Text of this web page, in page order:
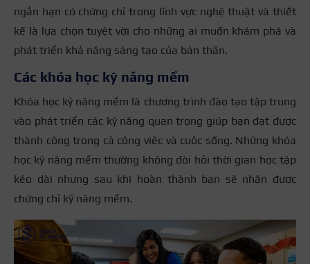
ngắn hạn có chứng chỉ trong lĩnh vực nghệ thuật và thiết
kế là lựa chọn tuyệt vời cho những ai muốn khám phá và
phát triển khả năng sáng tạo của bản thân.
Các khóa học kỹ năng mềm
Khóa học kỹ năng mềm là chương trình đào tạo tập trung
vào phát triển các kỹ năng quan trọng giúp bạn đạt được
thành công trong cả công việc và cuộc sống. Những khóa
học kỹ năng mềm thường không đòi hỏi thời gian học tập
kéo dài nhưng sau khi hoàn thành bạn sẽ nhận được
chứng chỉ kỹ năng mềm.